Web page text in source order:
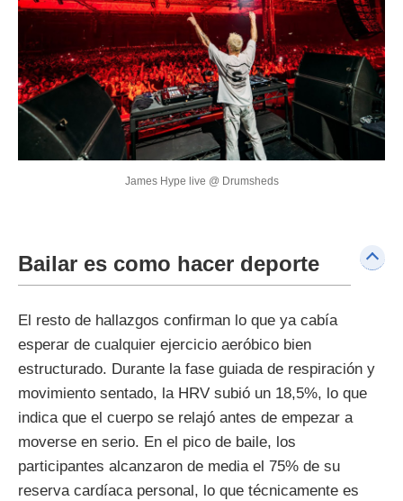
James Hype live @ Drumsheds
Bailar es como hacer deporte
El resto de hallazgos confirman lo que ya cabía
esperar de cualquier ejercicio aeróbico bien
estructurado. Durante la fase guiada de respiración y
movimiento sentado, la HRV subió un 18,5%, lo que
indica que el cuerpo se relajó antes de empezar a
moverse en serio. En el pico de baile, los
participantes alcanzaron de media el 75% de su
reserva cardíaca personal, lo que técnicamente es